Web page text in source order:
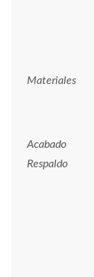
Materiales
Acabado
Respaldo